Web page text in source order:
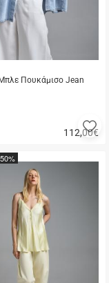
Πουκάμισο Jean
112,00€